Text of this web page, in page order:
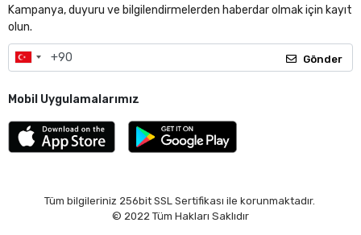
Kampanya, duyuru ve bilgilendirmelerden haberdar olmak için kayıt
olun.
Gönder
Mobil Uygulamalarımız
Tüm bilgileriniz 256bit SSL Sertifikası ile korunmaktadır.
© 2022 Tüm Hakları Saklıdır